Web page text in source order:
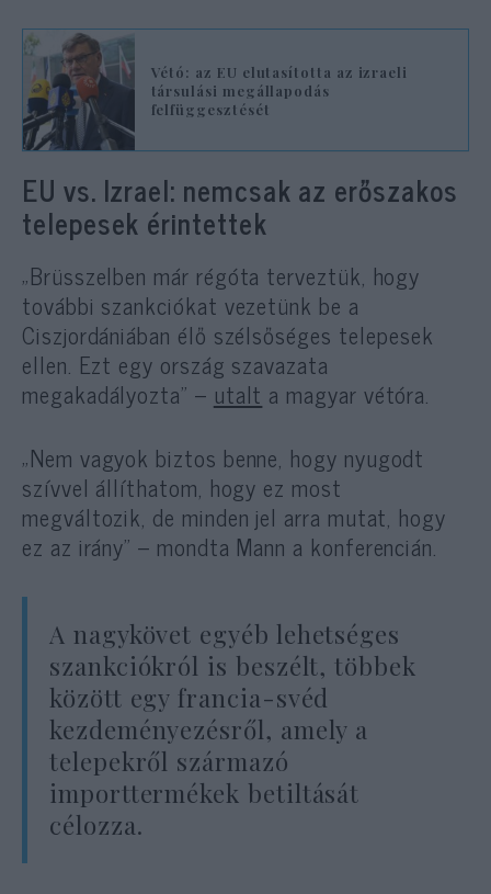
Vétó: az EU elutasította az izraeli
társulási megállapodás
felfüggesztését
EU vs. Izrael: nemcsak az erőszakos
telepesek érintettek
„Brüsszelben már régóta terveztük, hogy
további szankciókat vezetünk be a
Ciszjordániában élő szélsőséges telepesek
ellen. Ezt egy ország szavazata
megakadályozta” – utalt a magyar vétóra.
„Nem vagyok biztos benne, hogy nyugodt
szívvel állíthatom, hogy ez most
megváltozik, de minden jel arra mutat, hogy
ez az irány” – mondta Mann a konferencián.
A nagykövet egyéb lehetséges
szankciókról is beszélt, többek
között egy francia-svéd
kezdeményezésről, amely a
telepekről származó
importtermékek betiltását
célozza.